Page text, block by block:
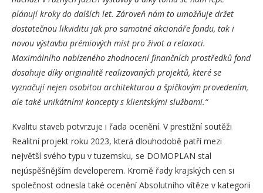
plánují kroky do dalších let. Zároveň nám to umožňuje držet
dostatečnou likviditu jak pro samotné akcionáře fondu, tak i
novou výstavbu prémiových míst pro život a relaxaci.
Maximálního nabízeného zhodnocení finančních prostředků fond
dosahuje díky originalitě realizovaných projektů, které se
vyznačují nejen osobitou architekturou a špičkovým provedením,
ale také unikátními koncepty s klientskými službami.“
Kvalitu staveb potvrzuje i řada ocenění. V prestižní soutěži
Realitní projekt roku 2023, která dlouhodobě patří mezi
největší svého typu v tuzemsku, se DOMOPLAN stal
nejúspěšnějším developerem. Kromě řady krajských cen si
společnost odnesla také ocenění Absolutního vítěze v kategorii